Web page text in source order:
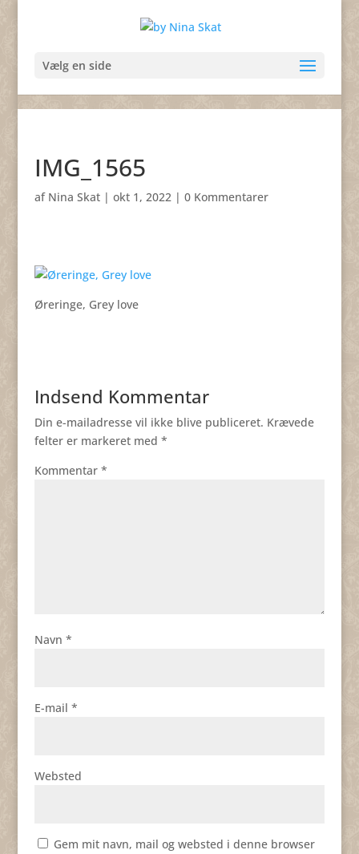
Vælg en side
IMG_1565
af Nina Skat| okt 1, 2022| 0 Kommentarer
Øreringe, Grey love
Indsend Kommentar
Din e-mailadresse vil ikke blive publiceret. Krævede
felter er markeret med *
Kommentar *
Navn *
E-mail *
Websted
Gem mit navn, mail og websted i denne browser